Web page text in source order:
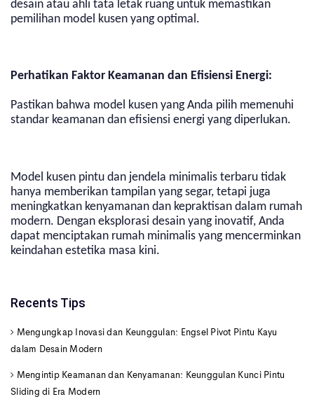
desain atau ahli tata letak ruang untuk memastikan
pemilihan model kusen yang optimal.
Perhatikan Faktor Keamanan dan Efisiensi Energi:
Pastikan bahwa model kusen yang Anda pilih memenuhi
standar keamanan dan efisiensi energi yang diperlukan.
Model kusen pintu dan jendela minimalis terbaru tidak
hanya memberikan tampilan yang segar, tetapi juga
meningkatkan kenyamanan dan kepraktisan dalam rumah
modern. Dengan eksplorasi desain yang inovatif, Anda
dapat menciptakan rumah minimalis yang mencerminkan
keindahan estetika masa kini.
Recents Tips
Mengungkap Inovasi dan Keunggulan: Engsel Pivot Pintu Kayu
dalam Desain Modern
Mengintip Keamanan dan Kenyamanan: Keunggulan Kunci Pintu
Sliding di Era Modern